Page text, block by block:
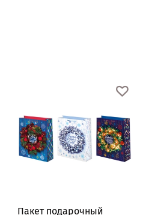
Пакет подарочный